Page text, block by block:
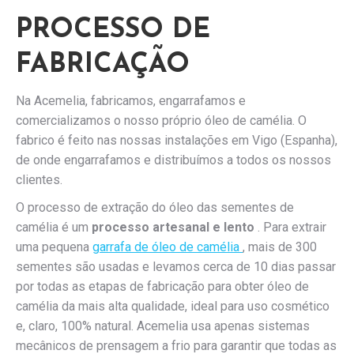
PROCESSO DE
FABRICAÇÃO
Na Acemelia, fabricamos, engarrafamos e
comercializamos o nosso próprio óleo de camélia. O
fabrico é feito nas nossas instalações em Vigo (Espanha),
de onde engarrafamos e distribuímos a todos os nossos
clientes.
O processo de extração do óleo das sementes de
camélia é um processo artesanal e lento . Para extrair
uma pequena garrafa de óleo de camélia , mais de 300
sementes são usadas e levamos cerca de 10 dias passar
por todas as etapas de fabricação para obter óleo de
camélia da mais alta qualidade, ideal para uso cosmético
e, claro, 100% natural. Acemelia usa apenas sistemas
mecânicos de prensagem a frio para garantir que todas as